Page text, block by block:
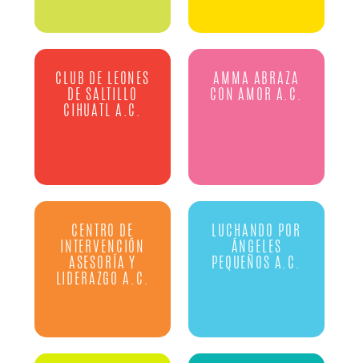
CLUB DE LEONES
DE SALTILLO
CIHUATL A.C.
AMMA ABRAZA
CON AMOR A.C.
CENTRO DE
INTERVENCIÓN
ASESORÍA Y
LIDERAZGO A.C.
LUCHANDO POR
ÁNGELES
PEQUEÑOS A.C.